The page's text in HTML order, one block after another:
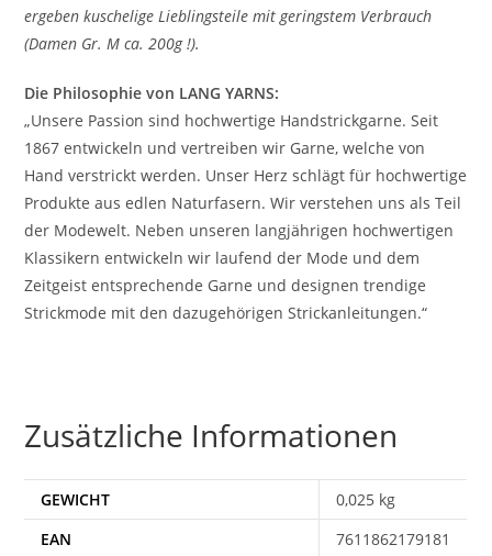
ergeben kuschelige Lieblingsteile mit geringstem Verbrauch
(Damen Gr. M ca. 200g !).
Die Philosophie von LANG YARNS:
„Unsere Passion sind hochwertige Handstrickgarne. Seit
1867 entwickeln und vertreiben wir Garne, welche von
Hand verstrickt werden. Unser Herz schlägt für hochwertige
Produkte aus edlen Naturfasern. Wir verstehen uns als Teil
der Modewelt. Neben unseren langjährigen hochwertigen
Klassikern entwickeln wir laufend der Mode und dem
Zeitgeist entsprechende Garne und designen trendige
Strickmode mit den dazugehörigen Strickanleitungen.“
Zusätzliche Informationen
GEWICHT
0,025 kg
EAN
7611862179181